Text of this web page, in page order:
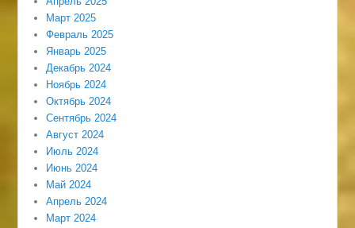
Март 2025
Февраль 2025
Январь 2025
Декабрь 2024
Ноябрь 2024
Октябрь 2024
Сентябрь 2024
Август 2024
Июль 2024
Июнь 2024
Май 2024
Апрель 2024
Март 2024